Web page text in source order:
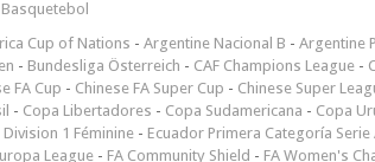
Cup of Nations - Argentine Nacional B - Argentine
- Bundesliga Österreich - CAF Champions League -
FA Cup - Chinese FA Super Cup - Chinese Super
- Copa Libertadores - Copa Sudamericana - Copa
Division 1 Féminine - Ecuador Primera Categoría Serie
League - FA Community Shield - FA Women's